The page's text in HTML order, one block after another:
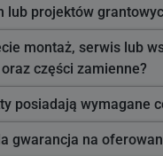
lub projektów
montaż, serwis lub
części zamienne?
posiadają wymagane
gwarancja na